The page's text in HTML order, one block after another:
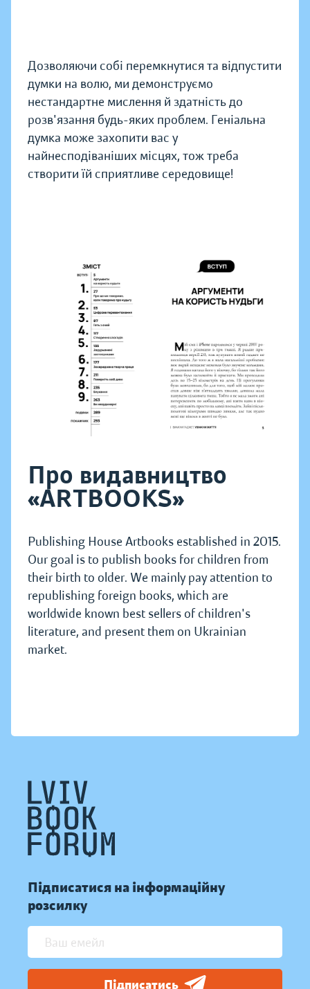
Дозволяючи собі перемкнутися та відпустити
думки на волю, ми демонструємо
нестандартне мислення й здатність до
розв'язання будь-яких проблем. Геніальна
думка може захопити вас у
найнесподіваніших місцях, тож треба
створити їй сприятливе середовище!
Про видавництво
«ARTBOOKS»
Publishing House Artbooks established in 2015.
Our goal is to publish books for children from
their birth to older. We mainly pay attention to
republishing foreign books, which are
worldwide known best sellers of children's
literature, and present them on Ukrainian
market.
Підписатися на інформаційну
розсилку
Підписатись